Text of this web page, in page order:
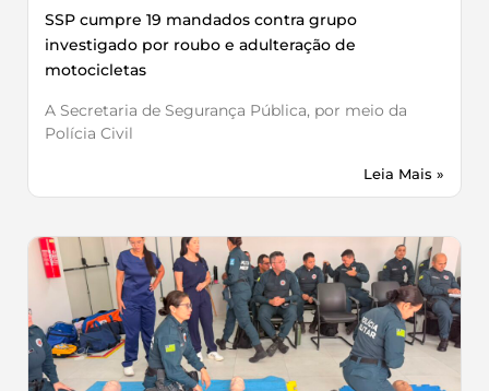
SSP cumpre 19 mandados contra grupo
investigado por roubo e adulteração de
motocicletas
A Secretaria de Segurança Pública, por meio da
Polícia Civil
Leia Mais »